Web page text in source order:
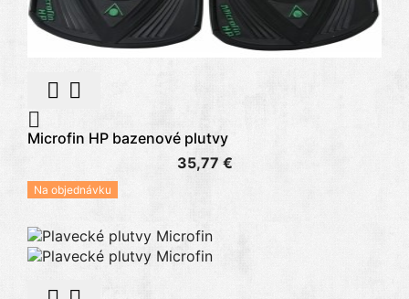
 

Microfin HP bazenové plutvy
35,77 €
Na objednávku